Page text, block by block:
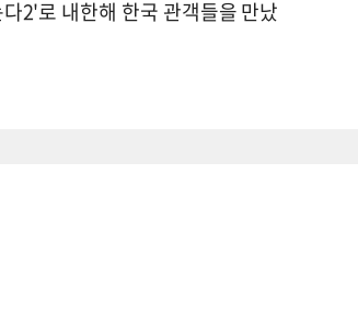
2'로 내한해 한국 관객들을 만났